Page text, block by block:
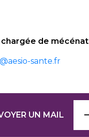
chargée de mécénat
sante.fr
UN MAIL